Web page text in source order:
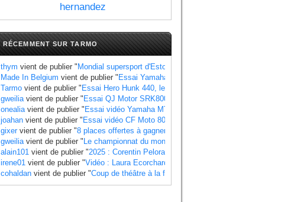
hernandez
RÉCEMMENT SUR TARMO
thym vient de publier " Mondial supersport d'Estoril : Manzi se rapproche du titre au
Made In Belgium vient de publier " Essai Yamaha Ténéré 700 World Raid, les points
Tarmo vient de publier " Essai Hero Hunk 440, les points à retenir
gweiliavient de publier " Essai QJ Motor SRK800, les points à retenir
onealiavient de publier " Essai vidéo Yamaha MT 07 2025 standard et Y AMT
joahan vient de publier " Essai vidéo CF Moto 800 MT X
gixervient de publier "8 places offertes à gagner pour le Grand Prix de France 2025
gweiliavient de publier " Le championnat du monde side-car 2025 a un calendrier
alain101 vient de publier "2025 : Corentin Pelorari sous les couleurs de Honda
irene01 vient de publier "Vidéo : Laura Ecorchard détaille sa saison 2024
cohaldan vient de publier "Coup de théâtre à la finale du Mondial 2024 side-car ,